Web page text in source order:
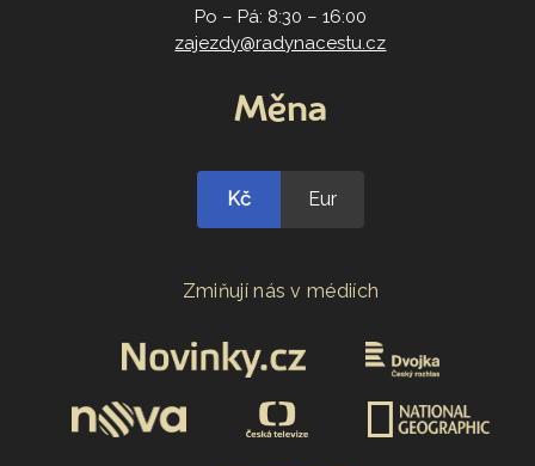
Po – Pá: 8:30 – 16:00
zajezdy@radynacestu.cz
Měna
Kč Eur
Zmiňují nás v médiích